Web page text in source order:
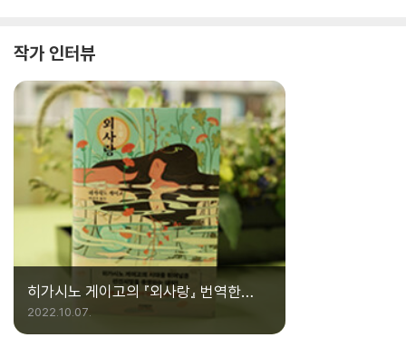
작가 인터뷰
히가시노 게이고의 『외사랑』 번역한
민경욱 인터뷰
2022.10.07.